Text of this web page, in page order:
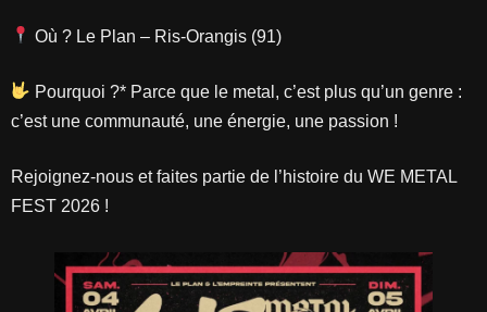
Où ? Le Plan – Ris-Orangis (91)
Pourquoi ?* Parce que le metal, c’est plus qu’un genre :
c’est une communauté, une énergie, une passion !
Rejoignez-nous et faites partie de l’histoire du WE METAL
FEST 2026 !